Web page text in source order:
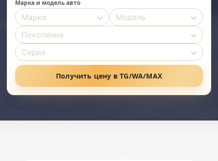
Марка и модель авто
Получить цену в TG/WA/MAX